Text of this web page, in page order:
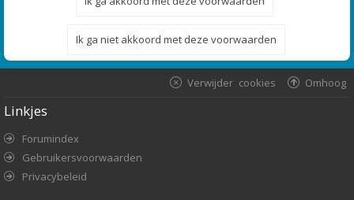
Omhoog
Verwijder cookies
Linkjes
Forumindex
Gebruikersvoorwaarden
Privacybeleid